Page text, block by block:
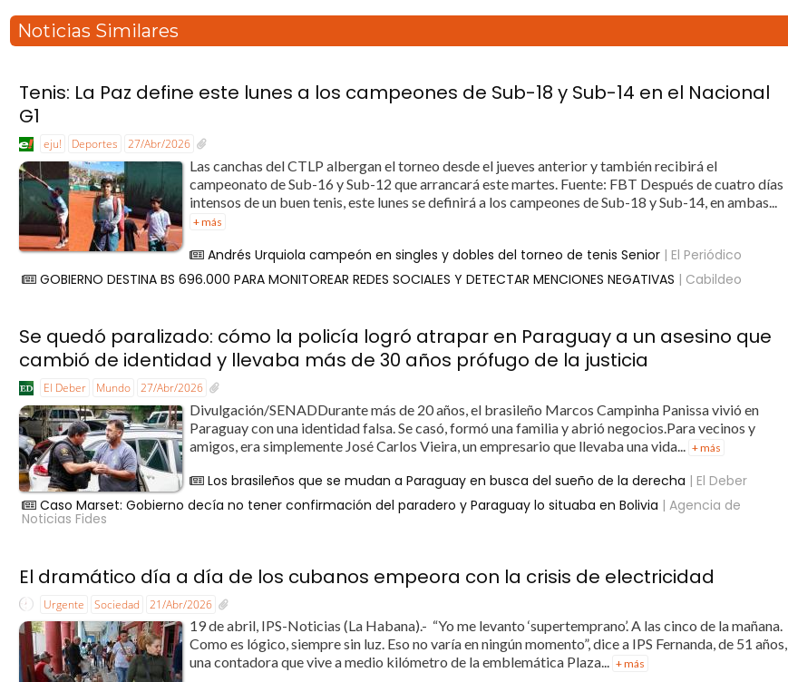
Noticias Similares
Tenis: La Paz define este lunes a los campeones de Sub-18 y Sub-14 en el Nacional
G1
eju! Deportes 27/Abr/2026
Las canchas del CTLP albergan el torneo desde el jueves anterior y también recibirá el
campeonato de Sub-16 y Sub-12 que arrancará este martes. Fuente: FBT Después de cuatro días
intensos de un buen tenis, este lunes se definirá a los campeones de Sub-18 y Sub-14, en ambas...
+ más
Andrés Urquiola campeón en singles y dobles del torneo de tenis Senior | El Periódico
GOBIERNO DESTINA BS 696.000 PARA MONITOREAR REDES SOCIALES Y DETECTAR MENCIONES NEGATIVAS | Cabildeo
Se quedó paralizado: cómo la policía logró atrapar en Paraguay a un asesino que
cambió de identidad y llevaba más de 30 años prófugo de la justicia
El Deber Mundo 27/Abr/2026
Divulgación/SENADDurante más de 20 años, el brasileño Marcos Campinha Panissa vivió en
Paraguay con una identidad falsa. Se casó, formó una familia y abrió negocios.Para vecinos y
amigos, era simplemente José Carlos Vieira, un empresario que llevaba una vida... + más
Los brasileños que se mudan a Paraguay en busca del sueño de la derecha | El Deber
Caso Marset: Gobierno decía no tener confirmación del paradero y Paraguay lo situaba en Bolivia | Agencia de
Noticias Fides
El dramático día a día de los cubanos empeora con la crisis de electricidad
Urgente Sociedad 21/Abr/2026
19 de abril, IPS-Noticias (La Habana).- “Yo me levanto ‘supertemprano’. A las cinco de la mañana.
Como es lógico, siempre sin luz. Eso no varía en ningún momento”, dice a IPS Fernanda, de 51 años,
una contadora que vive a medio kilómetro de la emblemática Plaza... + más